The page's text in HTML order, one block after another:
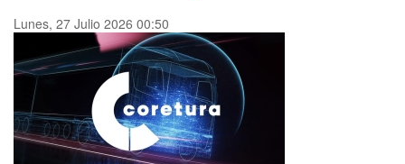
Lunes, 27 Julio 2026 00:50